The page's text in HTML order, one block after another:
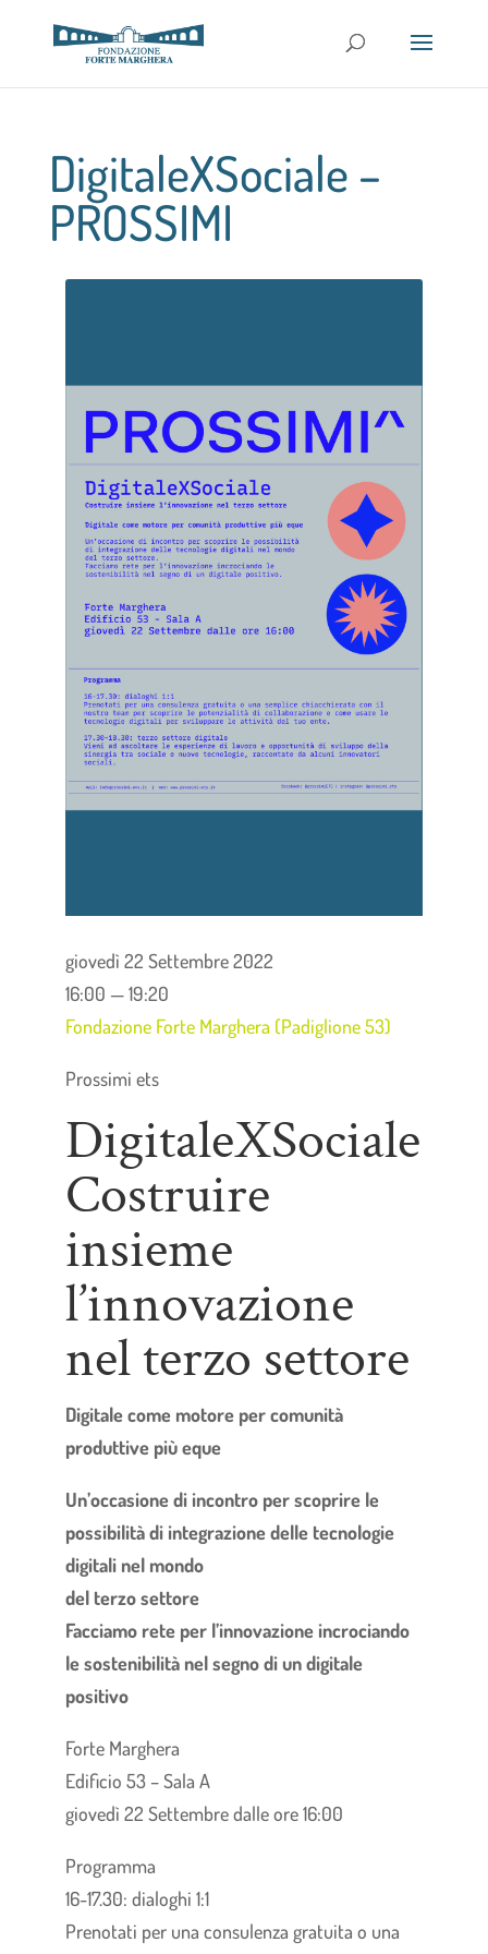
DigitaleXSociale –
PROSSIMI
DigitaleXSociale
Costruire
insieme
l’innovazione
nel terzo settore
Digitale come motore per comunità
produttive più eque
Un’occasione di incontro per scoprire le
possibilità di integrazione delle tecnologie
digitali nel mondo
del terzo settore
Facciamo rete per l’innovazione incrociando
le sostenibilità nel segno di un digitale
positivo
Forte Marghera
Edificio 53 – Sala A
giovedì 22 Settembre dalle ore 16:00
Programma
16-17.30: dialoghi 1:1
Prenotati per una consulenza gratuita o una
giovedì 22 Settembre 2022
16:00 — 19:20
Fondazione Forte Marghera (Padiglione 53)
Prossimi ets